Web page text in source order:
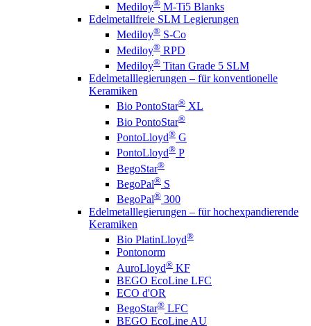
Mediloy® M-Ti5 Blanks
Edelmetallfreie SLM Legierungen
Mediloy® S-Co
Mediloy® RPD
Mediloy® Titan Grade 5 SLM
Edelmetalllegierungen – für konventionelle
Keramiken
Bio PontoStar® XL
Bio PontoStar®
PontoLloyd® G
PontoLloyd® P
BegoStar®
BegoPal® S
BegoPal® 300
Edelmetalllegierungen – für hochexpandierende
Keramiken
Bio PlatinLloyd®
Pontonorm
AuroLloyd® KF
BEGO EcoLine LFC
ECO d'OR
BegoStar® LFC
BEGO EcoLine AU